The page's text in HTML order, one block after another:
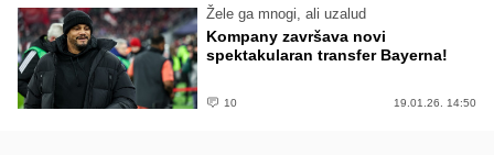
Žele ga mnogi, ali uzalud
Kompany završava novi
spektakularan transfer Bayerna!
10 19.01.26. 14:50